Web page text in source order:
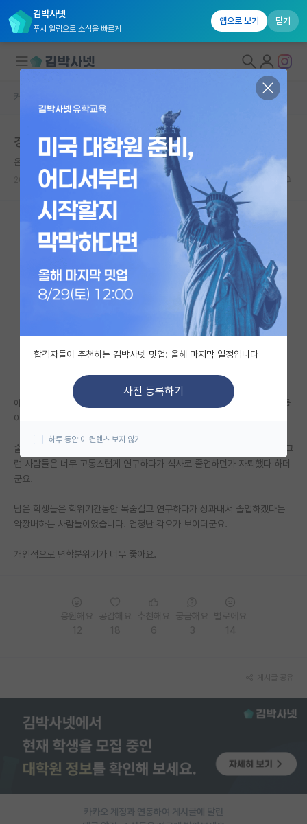
김박사넷
푸시 알림으로 소식을 빠르게
앱으로 보기 닫기
대학원생 모집
국내대학원 정보
연구실&오픈랩
커뮤니티
커뮤니티 홈
전체글보기
베스트 게시판
자유 게시판(아무개랩)
미국 유학 게시판
미국 대학원 합격 후기 게시판
대학원 합격 후기 게시판
연구실(PI) 홍보 게시판
임용 정보 게시판
학부 인턴 게시판
반도체/AI 게시판
장학금/장학생 게시판
학술 정보 게시판
커뮤니티 홈
경험상 포스텍에는 진짜들만 있는 것 같습니다
온화한 소크라테스
2024.08.10 11282
애초에 위치적 낙오지라는 단점을 각오하고 온 사람들이라서 그런지 학생들
이 연구에 대한 각오가 남다른 느낌이었어요.
술 좋아하고 노는 것 좋아하는 학생들은 정말 눈을 씻고 찾아봐도 없었고, 그
런 사람들은 너무 고통스럽게 연구하다가 석사로 졸업하던가 자퇴했다 하더
군요.
남은 학생들은 학위기간동안 목숨걸고 연구하다가 성과내서 졸업하겠다는
악깡버하는 사람들이었습니다. 엄청난 각오가 보이더군요.
개인적으로 면학분위기가 너무 좋아요.
카카오 계정과 연동하여 게시글에 달린
합격자들이 추천하는 김박사넷 밋업: 올해 마지막 일정입니다
사전 등록하기
하루 동안 이 컨텐츠 보지 않기